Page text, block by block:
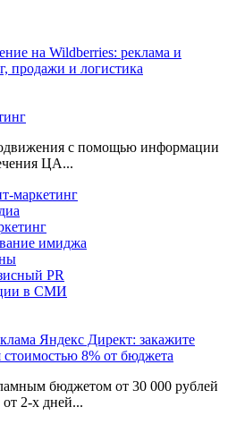
на Wildberries: реклама и
продажи и логистика
с помощью информации
ЦА...
маркетинг
имиджа
PR
в СМИ
Яндекс Директ: закажите
стоимостью 8% от бюджета
бюджетом от 30 000 рублей
от 2-х дней...